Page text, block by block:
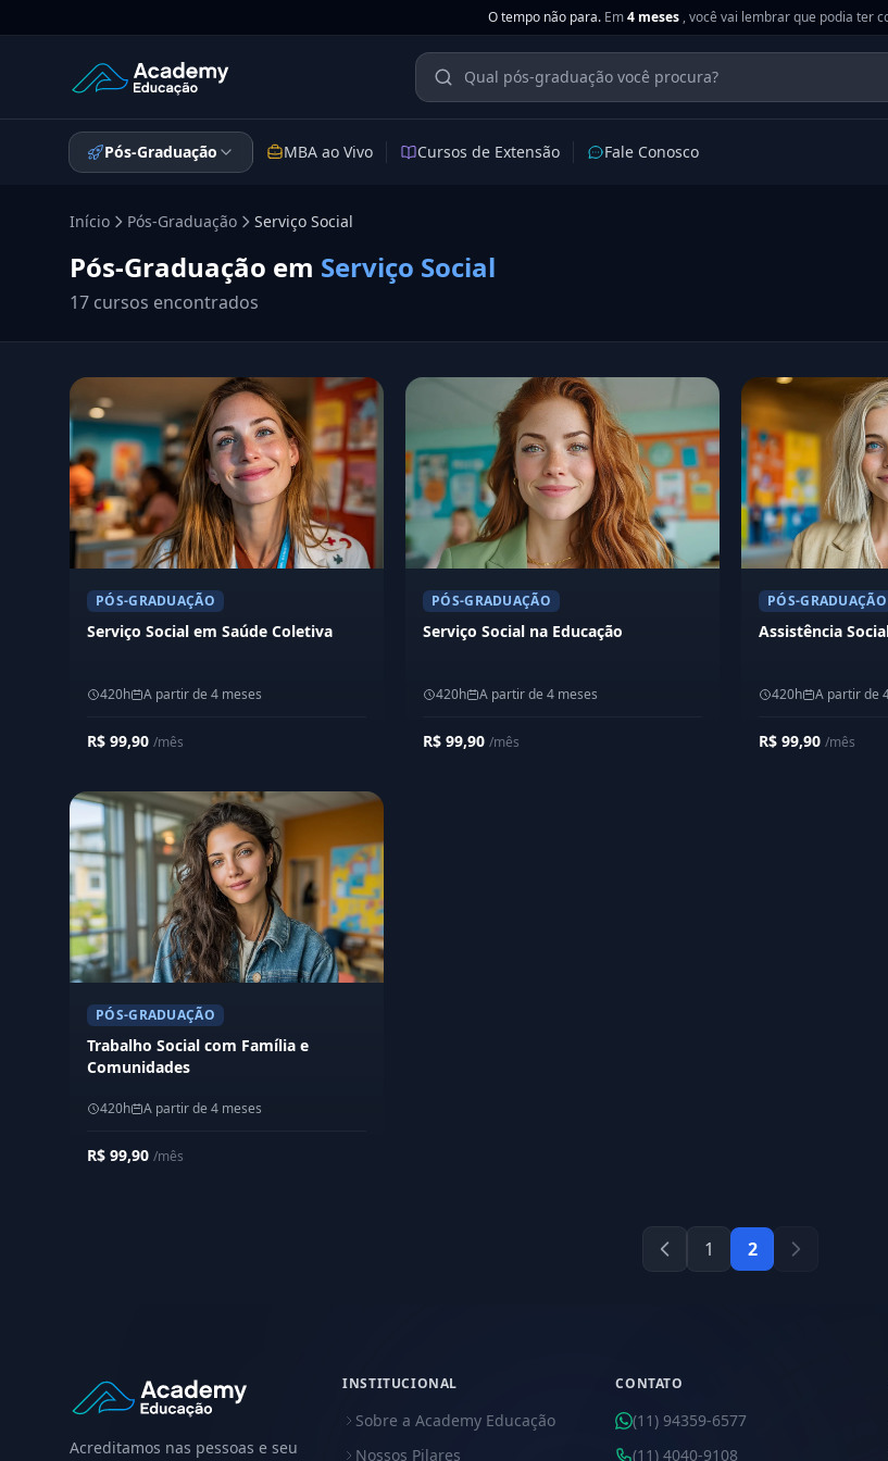
O tempo não para. Em4 meses , você vai lembrar que podia ter
Academy Educação — Página Inicial
Pós-Graduação MBA ao Vivo Cursos de Extensão Fale Conosco
Início Pós-Graduação Serviço Social
Pós-Graduação em Serviço Social
17 cursos encontrados
PÓS-GRADUAÇÃO
Serviço Social em Saúde Coletiva
420h A partir de 4 meses
R$ 99,90 /mês
PÓS-GRADUAÇÃO
Serviço Social na Educação
420h A partir de 4 meses
R$ 99,90 /mês
PÓS-GRADUAÇÃO
Assistência
420h A partir de
R$ 99,90 /mês
PÓS-GRADUAÇÃO
Trabalho Social com Família e
Comunidades
420h A partir de 4 meses
R$ 99,90 /mês
1 2
Acreditamos nas pessoas e seu
INSTITUCIONAL
Sobre a Academy Educação
Nossos Pilares
CONTATO
(11) 94359-6577
(11) 4040-9108